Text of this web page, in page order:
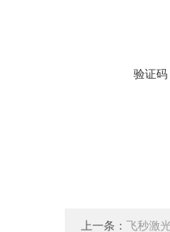
验证码
上一条： 飞秒激